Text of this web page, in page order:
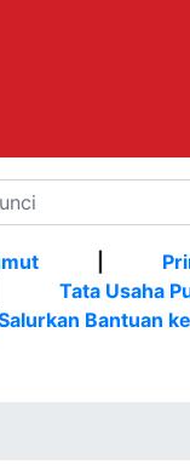
Tata Usaha
Bantuan